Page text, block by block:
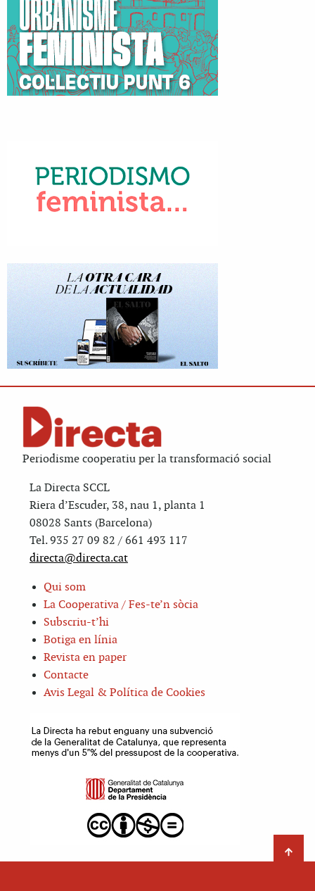
Periodisme cooperatiu per la transformació social
La Directa SCCL
Riera d’Escuder, 38, nau 1, planta 1
08028 Sants (Barcelona)
Tel. 935 27 09 82 / 661 493 117
directa@directa.cat
Qui som
La Cooperativa / Fes-te’n sòcia
Subscriu-t’hi
Botiga en línia
Revista en paper
Contacte
Avis Legal & Política de Cookies